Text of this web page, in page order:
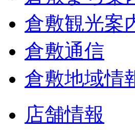
倉敷観光案
倉敷通信
倉敷地域情
店舗情報